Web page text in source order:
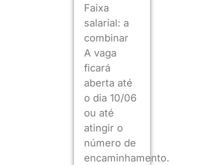
Faixa
salarial: a
combinar
A vaga
ficará
aberta até
o dia 10/06
ou até
atingir o
número de
encaminhamento.